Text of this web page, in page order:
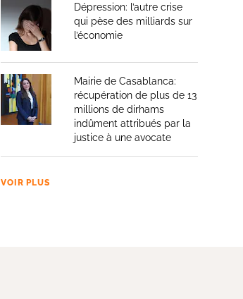
Dépression: l’autre crise
qui pèse des milliards sur
l’économie
Mairie de Casablanca:
récupération de plus de 13
millions de dirhams
indûment attribués par la
justice à une avocate
VOIR PLUS